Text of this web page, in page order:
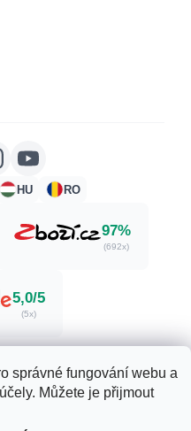
správné fungování webu a
Můžete je přijmout
HU RO
97%
(692x)
5,0/5
(5x)